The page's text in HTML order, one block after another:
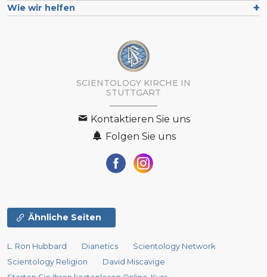
Wie wir helfen
SCIENTOLOGY KIRCHE IN
STUTTGART
Kontaktieren Sie uns
Folgen Sie uns
Ähnliche Seiten
L. Ron Hubbard Dianetics
Scientology Network
Scientology Religion
David Miscavige